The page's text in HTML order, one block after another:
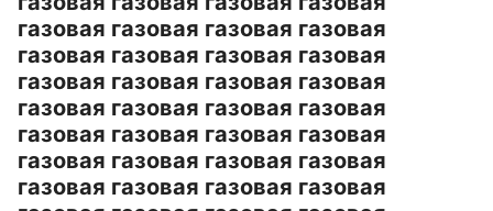
газовая газовая газовая газовая
газовая газовая газовая газовая
газовая газовая газовая газовая
газовая газовая газовая газовая
газовая газовая газовая газовая
газовая газовая газовая газовая
газовая газовая газовая газовая